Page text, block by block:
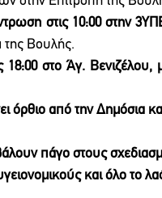
στις 10:00 στην
της Βουλής.
18:00 στο Άγ.
όρθιο από την Δημόσια
πάγο στους
και όλο το